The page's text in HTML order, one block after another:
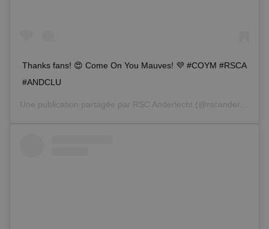
Thanks fans! 😍 Come On You Mauves! 💜 #COYM #RSCA
#ANDCLU
Une publication partagée par RSC Anderlecht (@rscanderlecht) le